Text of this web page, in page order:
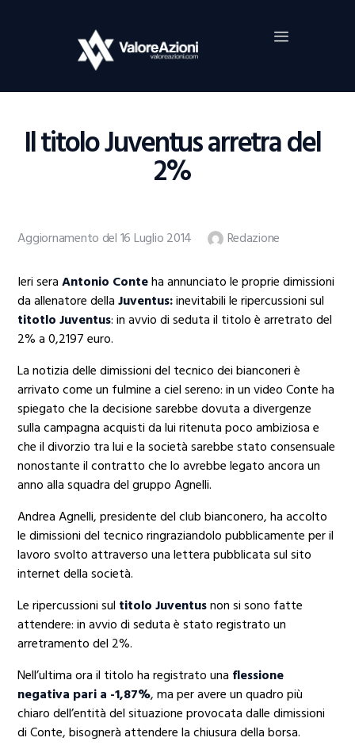
Il titolo Juventus arretra del
2%
Home
Investimenti
Borsa
Guide Al Trading
Aggiornamento del 16 Luglio 2014 Redazione
Ieri seraAntonio Conteha annunciato le proprie dimissioni
da allenatore dellaJuventus:inevitabili le ripercussioni sul
titotlo Juventus: in avvio di seduta il titolo è arretrato del
2% a 0,2197 euro.
La notizia delle dimissioni del tecnico dei bianconeri è
arrivato come un fulmine a ciel sereno: in un video Conte ha
spiegato che la decisione sarebbe dovuta a divergenze
sulla campagna acquisti da lui ritenuta poco ambiziosa e
che il divorzio tra lui e la società sarebbe stato consensuale
nonostante il contratto che lo avrebbe legato ancora un
anno alla squadra del gruppo Agnelli.
Andrea Agnelli, presidente del club bianconero, ha accolto
le dimissioni del tecnico ringraziandolo pubblicamente per il
lavoro svolto attraverso una lettera pubblicata sul sito
internet della società.
Le ripercussioni sul titolo Juventusnon si sono fatte
attendere: in avvio di seduta è stato registrato un
arretramento del 2%.
Nell’ultima ora il titolo ha registrato una flessione
negativa pari a -1,87%, ma per avere un quadro più
chiaro dell’entità del situazione provocata dalle dimissioni
di Conte, bisognerà attendere la chiusura della borsa.